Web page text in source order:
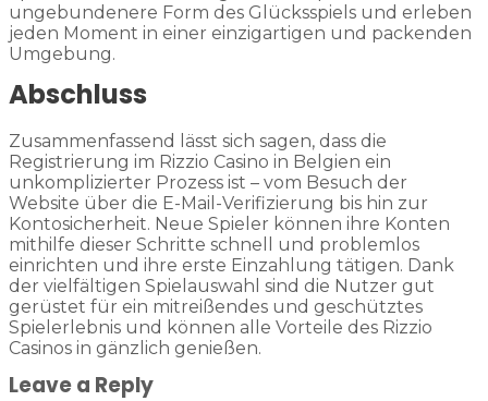
ungebundenere Form des Glücksspiels und erleben
jeden Moment in einer einzigartigen und packenden
Umgebung.
Abschluss
Zusammenfassend lässt sich sagen, dass die
Registrierung im Rizzio Casino in Belgien ein
unkomplizierter Prozess ist – vom Besuch der
Website über die E-Mail-Verifizierung bis hin zur
Kontosicherheit. Neue Spieler können ihre Konten
mithilfe dieser Schritte schnell und problemlos
einrichten und ihre erste Einzahlung tätigen. Dank
der vielfältigen Spielauswahl sind die Nutzer gut
gerüstet für ein mitreißendes und geschütztes
Spielerlebnis und können alle Vorteile des Rizzio
Casinos in gänzlich genießen.
Leave a Reply